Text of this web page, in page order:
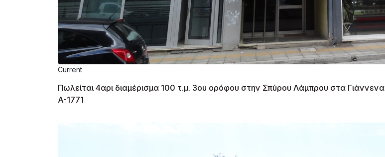
Current
Πωλείται 4αρι διαμέρισμα 100 τ.μ. 3ου ορόφου στην Σπύρου Λάμπρου στα Γιάννενα
A-1771